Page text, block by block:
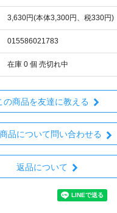
3,630円(本体3,300円、税330円)
015586021783
在庫 0 個 売切れ中
の商品を友達に教える
品について問い合わせる
返品について